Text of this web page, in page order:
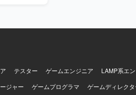
テスター ゲームエンジニア LAMP系エ
ジャー ゲームプログラマ ゲームディレクタ